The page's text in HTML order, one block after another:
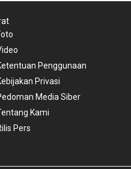
Penggunaan
Privasi
Media Siber
Kami
Pers